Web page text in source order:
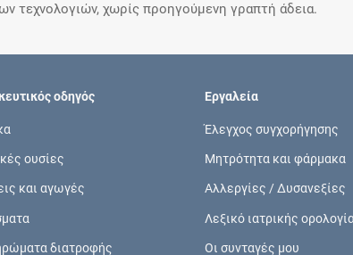
τεχνολογιών, χωρίς προηγούμενη γραπτή άδεια.
οδηγός
ουσίες
και αγωγές
διατροφής
Εργαλεία
Έλεγχος συγχορήγησης
Μητρότητα και φάρμακα
Αλλεργίες / Δυσανεξίες
Λεξικό ιατρικής
Οι συνταγές μου